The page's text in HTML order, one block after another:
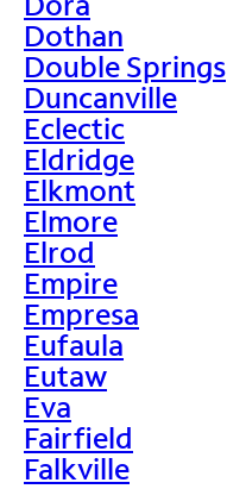
Dothan
Double Springs
Duncanville
Eclectic
Eldridge
Elkmont
Elmore
Elrod
Empire
Empresa
Eufaula
Eutaw
Eva
Fairfield
Falkville